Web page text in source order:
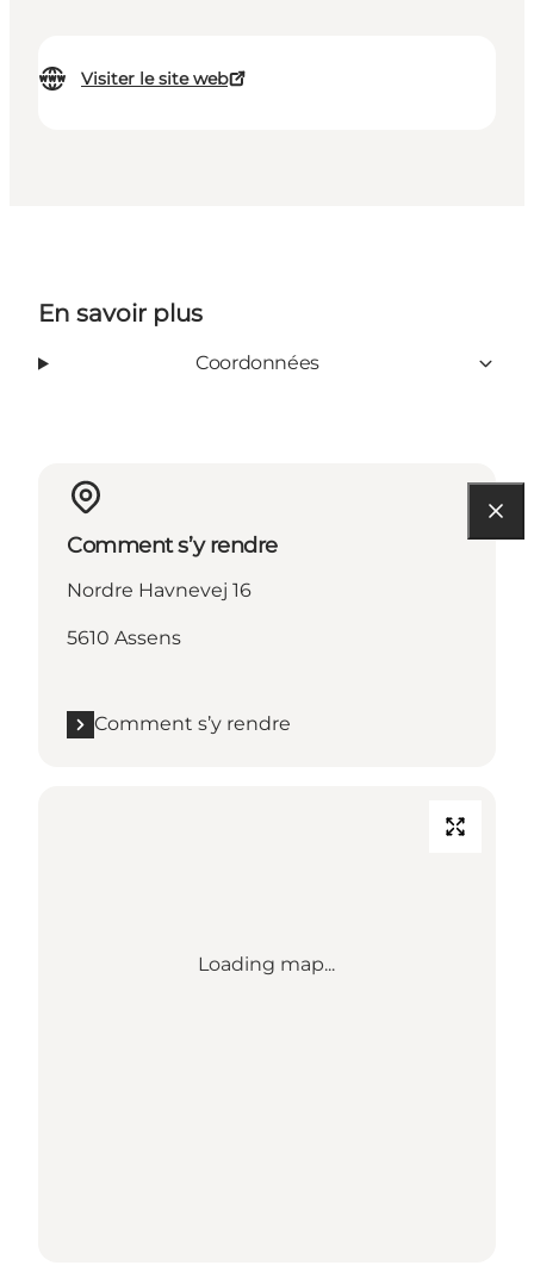
Visiter le site web
En savoir plus
Coordonnées
Comment s’y rendre
Nordre Havnevej 16
5610 Assens
Comment s’y rendre
Loading map...